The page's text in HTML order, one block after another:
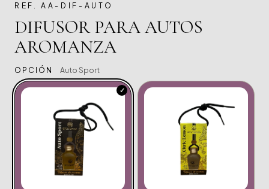
REF. AA-DIF-AUTO
DIFUSOR PARA AUTOS
AROMANZA
OPCIÓN Auto Sport